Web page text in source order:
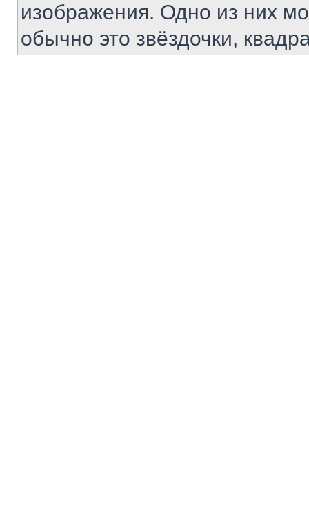
изображения. Одно из них
обычно это звёздочки,